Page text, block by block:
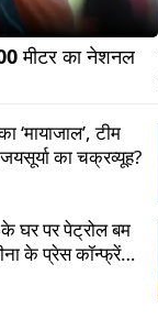
मी‍टर का नेशनल
‘मायाजाल’, टीम
जयसूर्या का चक्रव्यूह?
घर पर पेट्रोल बम
के प्रेस कॉन्फ्रेंस